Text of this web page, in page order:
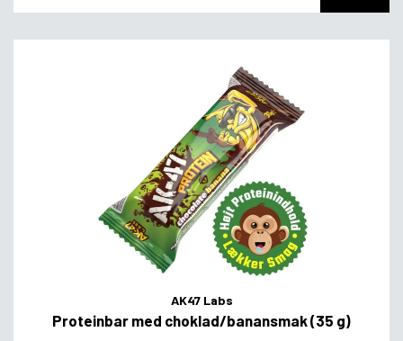
AK47 Labs
Proteinbar med choklad/banansmak (35 g)